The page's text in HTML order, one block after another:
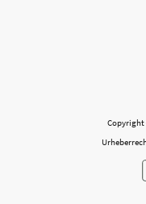
Copyright